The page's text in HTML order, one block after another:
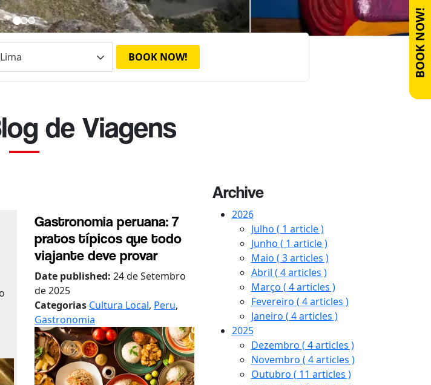
BOOK NOW!
BOOK NOW!
de Viagens
Gastronomia peruana: 7
pratos típicos que todo
viajante deve provar
Date published: 24 de Setembro
de 2025
Categorias Cultura Local, Peru,
Gastronomia
Archive
2026
Julho ( 1 article )
Junho ( 1 article )
Maio ( 3 articles )
Abril ( 4 articles )
Março ( 4 articles )
Fevereiro ( 4 articles )
Janeiro ( 4 articles )
2025
Dezembro ( 4 articles )
Novembro ( 4 articles )
Outubro ( 11 articles )